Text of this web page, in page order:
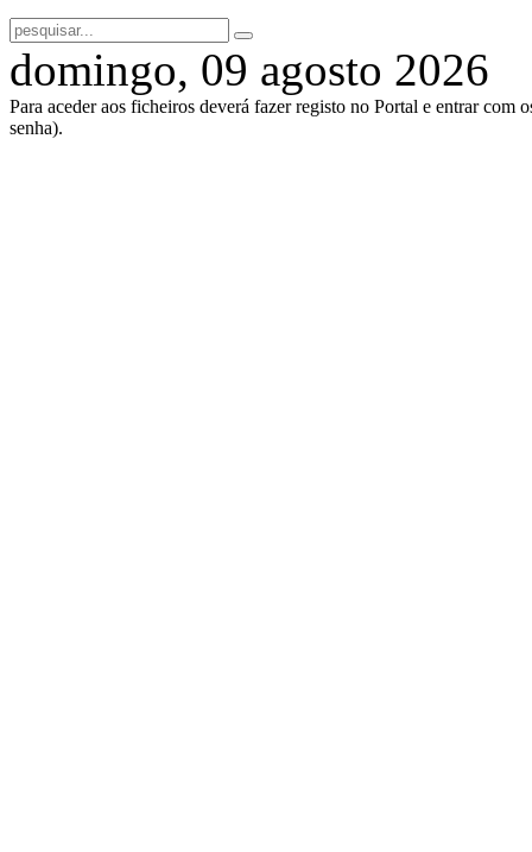
domingo, 09 agosto 2026
Para aceder aos ficheiros deverá fazer registo no Portal e entrar com
senha).